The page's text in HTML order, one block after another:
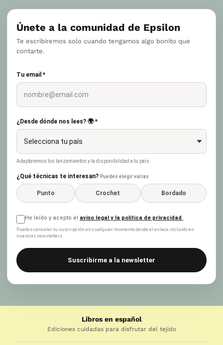
Únete a la comunidad de Epsilon
Te escribiremos solo cuando tengamos algo bonito que
contarte.
Tu email *
¿Desde dónde nos lees? 🌍 *
Adaptaremos los lanzamientos y la disponibilidad a tu país.
¿Qué técnicas te interesan? Puedes elegir varias
Punto Crochet Bordado
He leído y acepto el aviso legal y la política de privacidad .
Puedes cancelar tu suscripción en cualquier momento desde el enlace incluido en
nuestras newsletters.
Suscribirme a la newsletter
Libros en español
Ediciones cuidadas para disfrutar del tejido